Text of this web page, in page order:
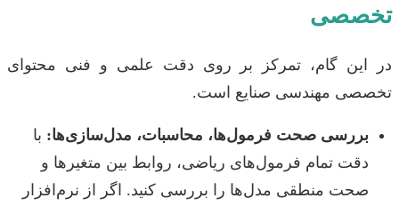
تخصصی
در این گام، تمرکز بر روی دقت علمی و فنی محتوای
تخصصی مهندسی صنایع است.
بررسی صحت فرمول‌ها، محاسبات، مدل‌سازی‌ها: با
دقت تمام فرمول‌های ریاضی، روابط بین متغیرها و
صحت منطقی مدل‌ها را بررسی کنید. اگر از نرم‌افزار